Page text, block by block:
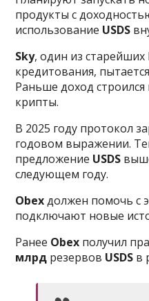
продукты с
использование USDS
Sky, один из
кредитования,
Раньше доход
крипты.
В 2025 году протокол
годовом выражении.
предложение USDS
следующем году.
Obexдолжен помочь с
подключают новые
Ранее Obex получил
млрд резервов USDS в